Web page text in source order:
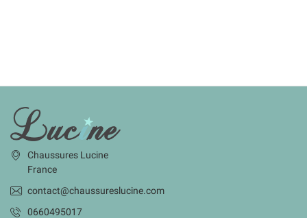
INFORMATIONS
Chaussures Lucine
France
contact@chaussureslucine.com
0660495017